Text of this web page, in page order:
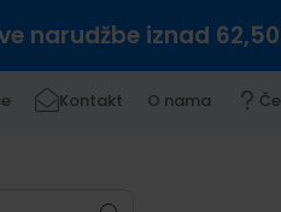
narudžbe iznad
Kontakt O nama